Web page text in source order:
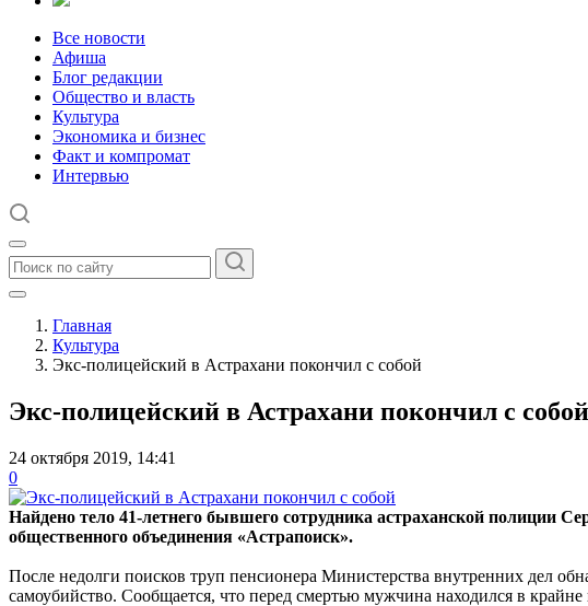
Все новости
Афиша
Блог редакции
Общество и власть
Культура
Экономика и бизнес
Факт и компромат
Интервью
Главная
Культура
Экс-полицейский в Астрахани покончил с собой
Экс-полицейский в Астрахани покончил с собой
24 октября 2019, 14:41
0
Найдено тело 41-летнего бывшего сотрудника астраханской полиции
общественного объединения «Астрапоиск».
После недолги поисков труп пенсионера Министерства внутренних дел
самоубийство. Сообщается, что перед смертью мужчина находился в